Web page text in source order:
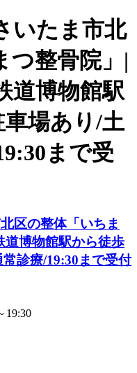
いたま市北
つ整骨院」|
道博物館駅
場あり/土
まで受
19:30